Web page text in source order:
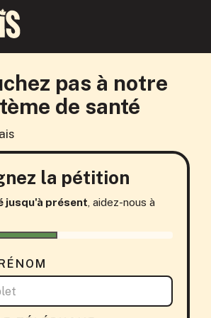
pas à notre
de santé
la pétition
jusqu'à présent , aidez-nous à